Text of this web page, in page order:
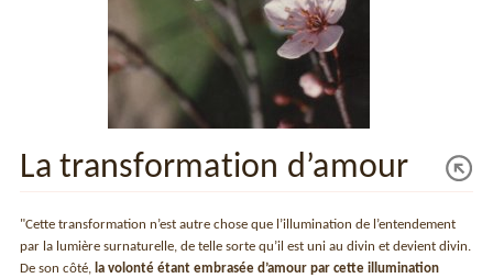
La transformation d’amour
"Cette transformation n’est autre chose que l’illumination de l’entendement
par la lumière surnaturelle, de telle sorte qu’il est uni au divin et devient divin.
De son côté, la volonté étant embrasée d’amour par cette illumination